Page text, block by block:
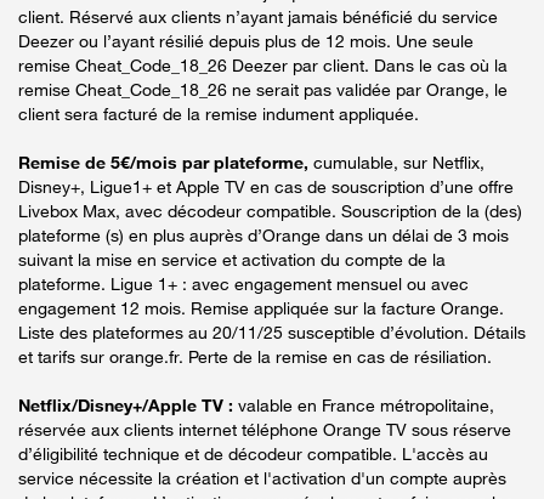
client. Réservé aux clients n’ayant jamais bénéficié du service
Deezer ou l’ayant résilié depuis plus de 12 mois. Une seule
remise Cheat_Code_18_26 Deezer par client. Dans le cas où la
remise Cheat_Code_18_26 ne serait pas validée par Orange, le
client sera facturé de la remise indument appliquée.
Remise de 5€/mois par plateforme, cumulable, sur Netflix,
Disney+, Ligue1+ et Apple TV en cas de souscription d’une offre
Livebox Max, avec décodeur compatible. Souscription de la (des)
plateforme (s) en plus auprès d’Orange dans un délai de 3 mois
suivant la mise en service et activation du compte de la
plateforme. Ligue 1+ : avec engagement mensuel ou avec
engagement 12 mois. Remise appliquée sur la facture Orange.
Liste des plateformes au 20/11/25 susceptible d’évolution. Détails
et tarifs sur orange.fr. Perte de la remise en cas de résiliation.
Netflix/Disney+/Apple TV : valable en France métropolitaine,
réservée aux clients internet téléphone Orange TV sous réserve
d’éligibilité technique et de décodeur compatible. L'accès au
service nécessite la création et l'activation d'un compte auprès